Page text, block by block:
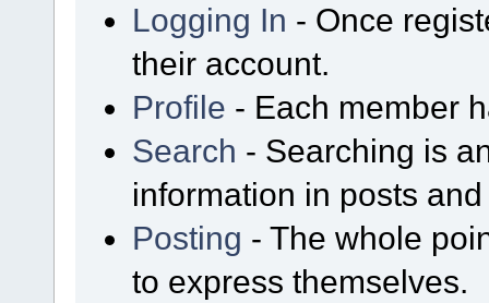
Logging In - Once
their account.
Profile - Each member
Search - Searching is
information in posts
Posting - The whole
to express themselves.